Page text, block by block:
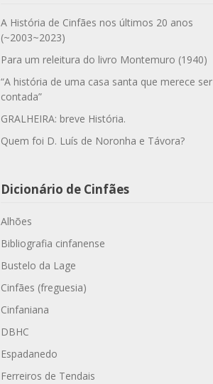
A História de Cinfães nos últimos 20 anos
(~2003~2023)
Para um releitura do livro Montemuro (1940)
“A história de uma casa santa que merece ser
contada”
GRALHEIRA: breve História.
Quem foi D. Luís de Noronha e Távora?
Dicionário de Cinfães
Alhões
Bibliografia cinfanense
Bustelo da Lage
Cinfães (freguesia)
Cinfaniana
DBHC
Espadanedo
Ferreiros de Tendais